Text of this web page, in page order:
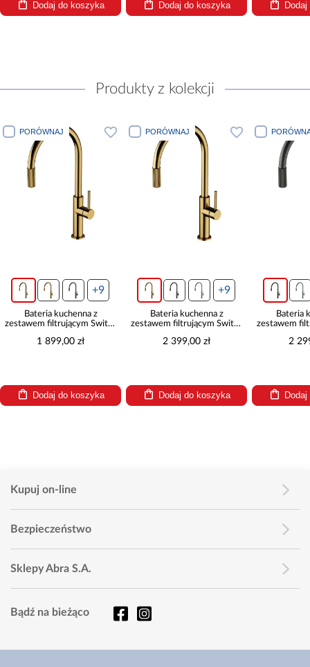
Dodaj do koszyka Dodaj do koszyka
Produkty z kolekcji
PORÓWNAJ
+9
Bateria kuchenna z
zestawem filtrującym Switch
1 899,00 zł
Dodaj do koszyka
PORÓWNAJ
+9
Bateria kuchenna z
zestawem filtrującym Switch
2 399,00 zł
Dodaj do koszyka
Bateria
zestawem
2
Kupuj on-line
Bezpieczeństwo
Sklepy Abra S.A.
Bądź na bieżąco